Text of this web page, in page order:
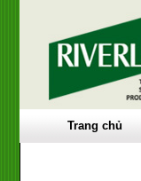
Trang chủ